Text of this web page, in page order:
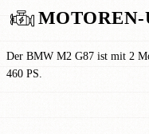
Der BMW M2 G87 ist mit 2
460 PS.